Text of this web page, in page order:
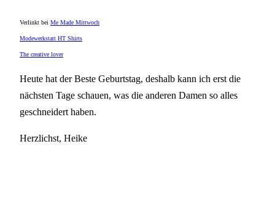
Verlinkt bei Me Made Mittwoch
Modewerkstatt HT Shirts
The creative lover
Heute hat der Beste Geburtstag, deshalb kann ich erst die
nächsten Tage schauen, was die anderen Damen so alles
geschneidert haben.
Herzlichst, Heike